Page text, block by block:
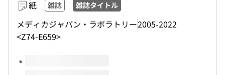
紙 雑誌 雑誌タイトル
メディカジャパン・ラボラトリー2005-2022
<Z74-E659>
このタイトルの巻号